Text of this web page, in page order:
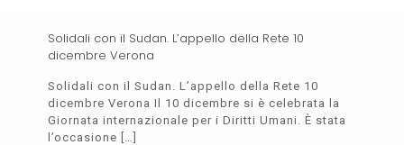
Solidali con il Sudan. L’appello della Rete 10
dicembre Verona
Solidali con il Sudan. L’appello della Rete 10
dicembre Verona Il 10 dicembre si è celebrata la
Giornata internazionale per i Diritti Umani. È stata
l’occasione […]